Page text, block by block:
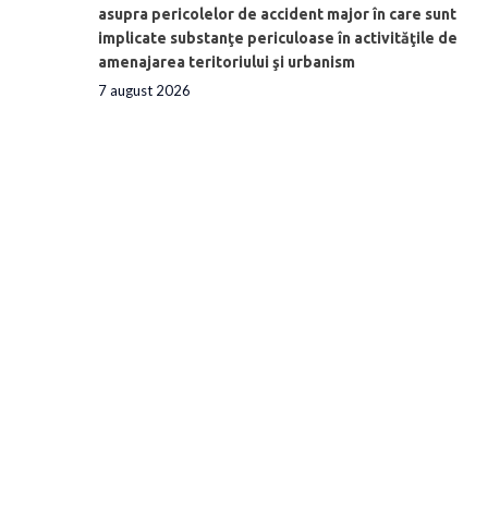
asupra pericolelor de accident major în care sunt
implicate substanţe periculoase în activităţile de
amenajarea teritoriului şi urbanism
7 august 2026